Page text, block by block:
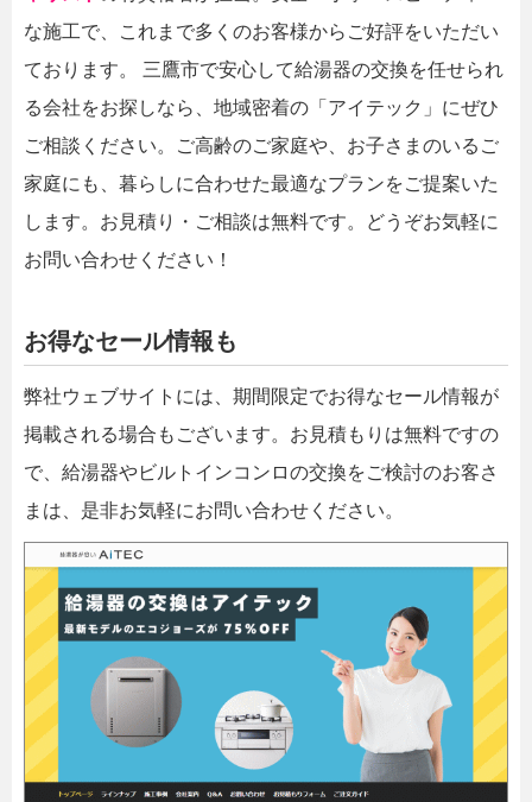
な施工で、これまで多くのお客様からご好評をいただい
ております。 三鷹市で安心して給湯器の交換を任せられ
る会社をお探しなら、地域密着の「アイテック」にぜひ
ご相談ください。ご高齢のご家庭や、お子さまのいるご
家庭にも、暮らしに合わせた最適なプランをご提案いた
します。お見積り・ご相談は無料です。どうぞお気軽に
お問い合わせください！
お得なセール情報も
弊社ウェブサイトには、期間限定でお得なセール情報が
掲載される場合もございます。お見積もりは無料ですの
で、給湯器やビルトインコンロの交換をご検討のお客さ
まは、是非お気軽にお問い合わせください。